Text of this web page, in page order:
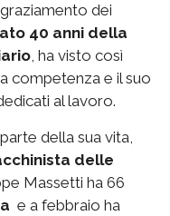
dei
40 anni della
, ha visto così
competenza e il suo
al lavoro.
della sua vita,
delle
Massetti ha 66
e a febbraio ha